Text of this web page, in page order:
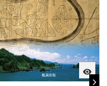
visibility